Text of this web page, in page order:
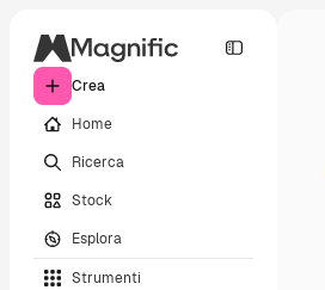
Crea
Home
Ricerca
Stock
Esplora
Strumenti